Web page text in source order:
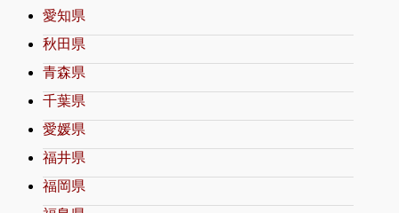
愛知県
秋田県
青森県
千葉県
愛媛県
福井県
福岡県